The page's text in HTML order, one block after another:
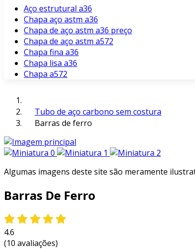
Aço estrutural a36
Chapa aço astm a36
Chapa de aço astm a36 preço
Chapa de aço astm a572
Chapa fina a36
Chapa lisa a36
Chapa a572
Tubo de aço carbono sem costura
Barras de ferro
Algumas imagens deste site são meramente
Barras De Ferro
4.6
(10 avaliações)